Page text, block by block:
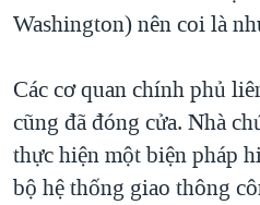
Washington) nên coi là
Các cơ quan chính phủ
cũng đã đóng cửa. Nhà
thực hiện một biện pháp
bộ hệ thống giao thông